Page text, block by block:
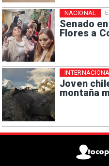
Senado
Flores a
NACIONAL
Joven
montaña